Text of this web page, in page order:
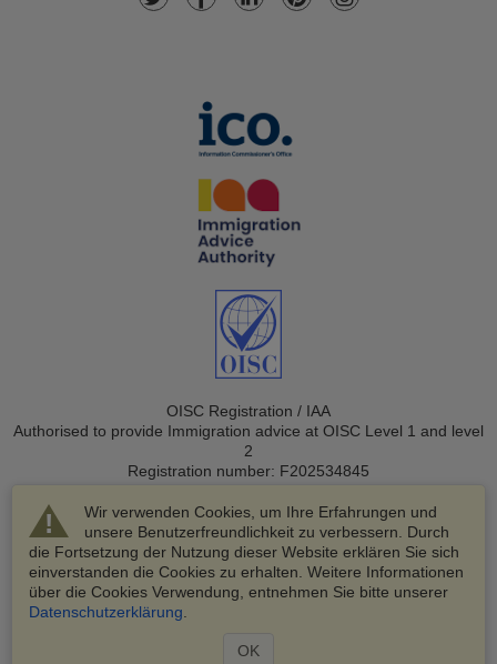
Wir verwenden Cookies, um Ihre Erfahrungen und
unsere Benutzerfreundlichkeit zu verbessern. Durch
die Fortsetzung der Nutzung dieser Website erklären Sie sich
einverstanden die Cookies zu erhalten. Weitere Informationen
über die Cookies Verwendung, entnehmen Sie bitte unserer
Datenschutzerklärung
OK
OISC Registration / IAA
Authorised to provide Immigration advice at OISC Level 1 and level
2
Registration number: F202534845
© 2003-2026 VisaHQ.com, Inc. Alle Rechte vorbehalten.
VisaHQ und das VisaHQ-Logo sind eingetragene Marken von
VisaHQ.com, Inc.